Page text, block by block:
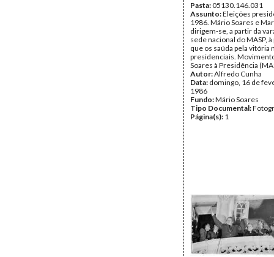
Pasta:05130.146.031
Assunto:Eleições
1986. Mário Soares e
dirigem-se, a partir da
sede nacional do MASP,
que os saúda pela vitória
presidenciais.
Soares à Presidência
Autor:Alfredo Cunha
Data: domingo, 16 de
1986
Fundo:Mário Soares
Tipo Documental:
Página(s): 1